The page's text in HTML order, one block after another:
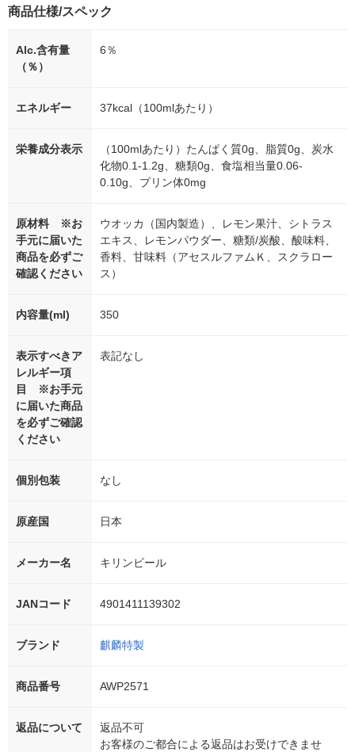
商品仕様/スペック
Alc.含有量
（％）
6％
エネルギー 37kcal（100mlあたり）
栄養成分表示
（100mlあたり）たんぱく質0g、脂質0g、炭水
化物0.1-1.2g、糖類0g、食塩相当量0.06-
0.10g、プリン体0mg
原材料 ※お
手元に届いた
商品を必ずご
確認ください
ウオッカ（国内製造）、レモン果汁、シトラス
エキス、レモンパウダー、糖類/炭酸、酸味料、
香料、甘味料（アセスルファムＫ、スクラロー
ス）
内容量(ml) 350
表示すべきア
レルギー項
目 ※お手元
に届いた商品
を必ずご確認
ください
表記なし
個別包装 なし
原産国 日本
メーカー名 キリンビール
JANコード 4901411139302
ブランド 麒麟特製
商品番号 AWP2571
返品について
返品不可
お客様のご都合による返品はお受けできませ